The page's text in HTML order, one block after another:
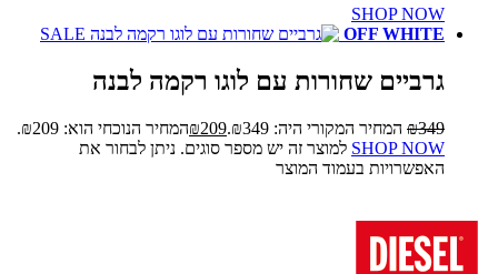
SHOP NOW
SALE
OFF WHITE
גרביים שחורות עם לוגו רקמה לבנה
₪349 המחיר המקורי היה: ₪349. ₪209
המחיר הנוכחי הוא: ₪209.
SHOP NOW למוצר זה יש מספר סוגים. ניתן לבחור את
האפשרויות בעמוד המוצר